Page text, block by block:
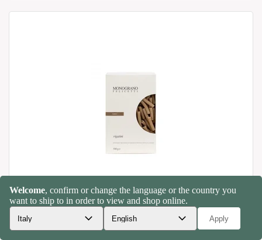
Felicetti Organic Spelt Monograno - Rigatini
500g